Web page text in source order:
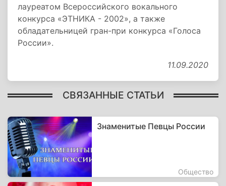
лауреатом Всероссийского вокального
конкурса «ЭТНИКА - 2002», а также
обладательницей гран-при конкурса «Голоса
России».
11.09.2020
СВЯЗАННЫЕ СТАТЬИ
Знаменитые Певцы России
Общество